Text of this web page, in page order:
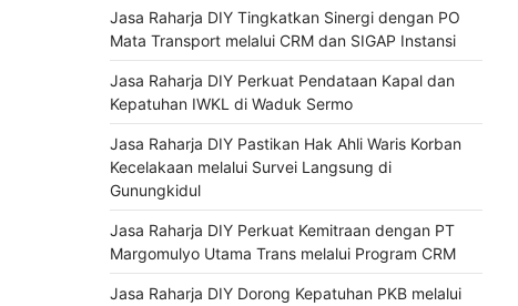
Jasa Raharja DIY Tingkatkan Sinergi dengan PO
Mata Transport melalui CRM dan SIGAP Instansi
Jasa Raharja DIY Perkuat Pendataan Kapal dan
Kepatuhan IWKL di Waduk Sermo
Jasa Raharja DIY Pastikan Hak Ahli Waris Korban
Kecelakaan melalui Survei Langsung di
Gunungkidul
Jasa Raharja DIY Perkuat Kemitraan dengan PT
Margomulyo Utama Trans melalui Program CRM
Jasa Raharja DIY Dorong Kepatuhan PKB melalui